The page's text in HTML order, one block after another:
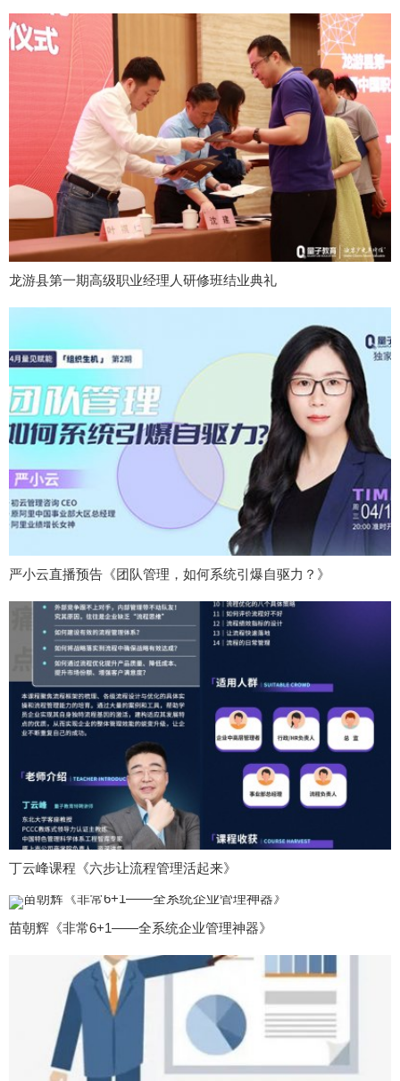
龙游县第一期高级职业经理人研修班结业典礼
严小云直播预告《团队管理，如何系统引爆自驱力？》
丁云峰课程《六步让流程管理活起来》
苗朝辉《非常6+1——全系统企业管理神器》